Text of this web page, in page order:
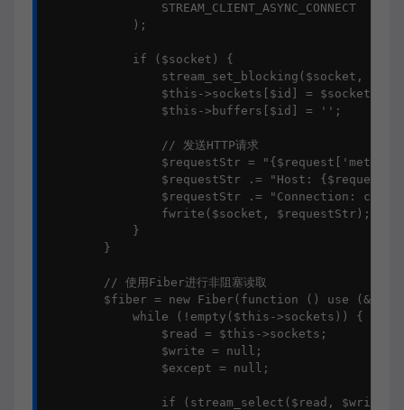
                STREAM_CLIENT_ASYNC_CONNECT
            );
            if ($socket) {
stream_set_blocking($socket,
                $this->sockets[$id] = $socket;
                $this->buffers[$id] = '';
                // 发送HTTP请求
$requestStr =
$requestStr .= "Host:
$requestStr .= "Connection:
                fwrite($socket, $requestStr);
            }
        }
        // 使用Fiber进行非阻塞读取
$fiber = new Fiber(function () use
            while (!empty($this->sockets)) {
                $read = $this->sockets;
                $write = null;
                $except = null;
if (stream_select($read, $write,